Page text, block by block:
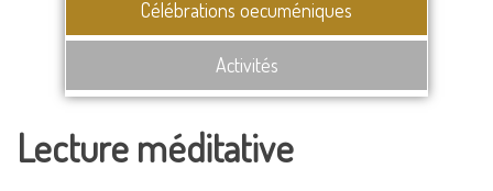
Célébrations oecuméniques
Activités
Lecture méditative